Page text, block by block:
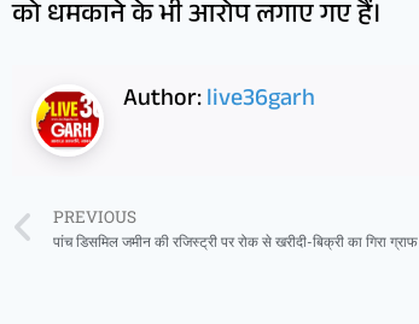
को धमकाने के भी आरोप लगाए गए हैं।
Author:live36garh
PREVIOUS
पांच डिसमिल जमीन की रजिस्ट्री पर रोक से खरीदी-बिक्री का गिरा ग्राफ